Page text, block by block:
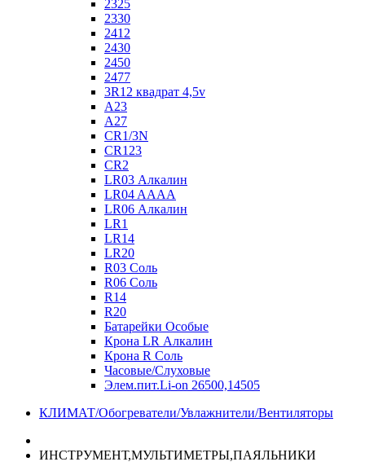
2325
2330
2412
2430
2450
2477
3R12 квадрат 4,5v
A23
A27
CR1/3N
CR123
CR2
LR03 Алкалин
LR04 AAAA
LR06 Алкалин
LR1
LR14
LR20
R03 Соль
R06 Соль
R14
R20
Батарейки Особые
Крона LR Алкалин
Крона R Соль
Часовые/Слуховые
Элем.пит.Li-on 26500,14505
КЛИМАТ/Обогреватели/Увлажнители/Вентиляторы
ИНСТРУМЕНТ,МУЛЬТИМЕТРЫ,ПАЯЛЬНИКИ